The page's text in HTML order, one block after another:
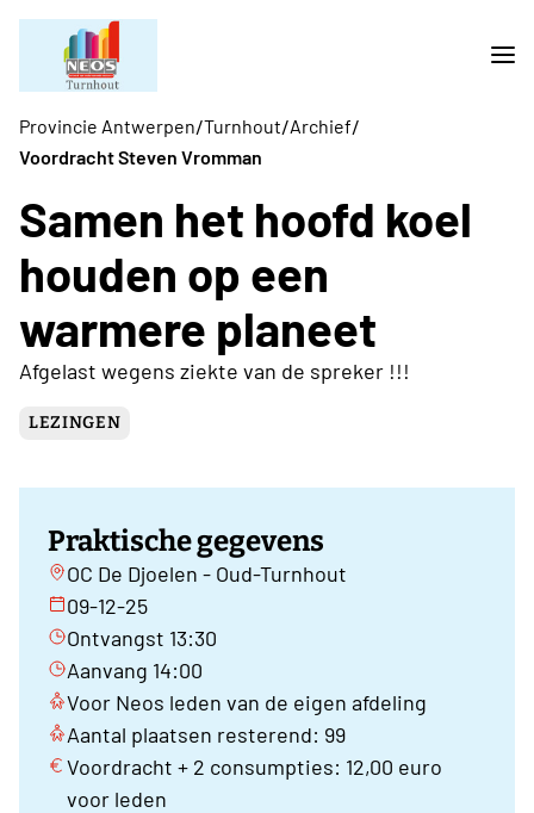
Provincie Antwerpen/Turnhout/Archief/
Voordracht Steven Vromman
Samen het hoofd koel
houden op een
warmere planeet
Afgelast wegens ziekte van de spreker !!!
LEZINGEN
Praktische gegevens
OC De Djoelen - Oud-Turnhout
09-12-25
Ontvangst 13:30
Aanvang 14:00
Voor Neos leden van de eigen afdeling
Aantal plaatsen resterend: 99
Voordracht + 2 consumpties: 12,00 euro
voor leden